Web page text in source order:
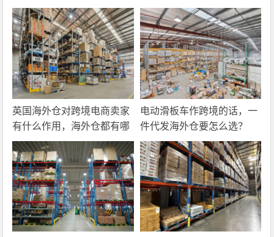
英国海外仓对跨境电商卖家
有什么作用，海外仓都有哪
些核心服务？
电动滑板车作跨境的话，一
件代发海外仓要怎么选？